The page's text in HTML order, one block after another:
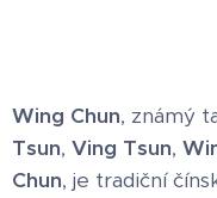
Wing Chun, známý
Tsun, Ving Tsun,
Chun, je tradiční